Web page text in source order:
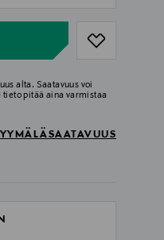
alta. Saatavuus voi
pitää aina varmistaa